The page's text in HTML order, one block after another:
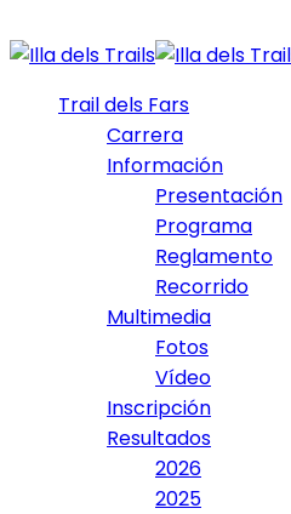
Trail dels Fars
Carrera
Información
Presentación
Programa
Reglamento
Recorrido
Multimedia
Fotos
Vídeo
Inscripción
Resultados
2026
2025